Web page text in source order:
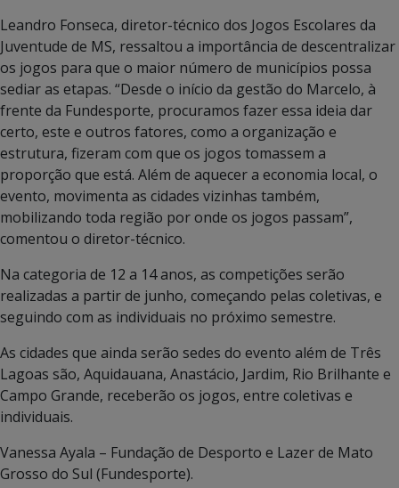
Leandro Fonseca, diretor-técnico dos Jogos Escolares da
Juventude de MS, ressaltou a importância de descentralizar
os jogos para que o maior número de municípios possa
sediar as etapas. “Desde o início da gestão do Marcelo, à
frente da Fundesporte, procuramos fazer essa ideia dar
certo, este e outros fatores, como a organização e
estrutura, fizeram com que os jogos tomassem a
proporção que está. Além de aquecer a economia local, o
evento, movimenta as cidades vizinhas também,
mobilizando toda região por onde os jogos passam”,
comentou o diretor-técnico.
Na categoria de 12 a 14 anos, as competições serão
realizadas a partir de junho, começando pelas coletivas, e
seguindo com as individuais no próximo semestre.
As cidades que ainda serão sedes do evento além de Três
Lagoas são, Aquidauana, Anastácio, Jardim, Rio Brilhante e
Campo Grande, receberão os jogos, entre coletivas e
individuais.
Vanessa Ayala – Fundação de Desporto e Lazer de Mato
Grosso do Sul (Fundesporte).